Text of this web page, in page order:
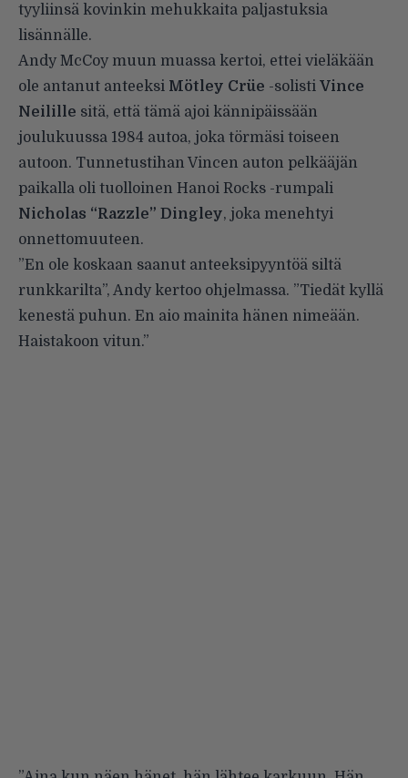
tyyliinsä kovinkin mehukkaita paljastuksia
lisännälle.
Andy McCoy muun muassa kertoi, ettei vieläkään
ole antanut anteeksi Mötley Crüe -solisti Vince
Neilille sitä, että tämä ajoi kännipäissään
joulukuussa 1984 autoa, joka törmäsi toiseen
autoon. Tunnetustihan Vincen auton pelkääjän
paikalla oli tuolloinen Hanoi Rocks -rumpali
Nicholas “Razzle” Dingley, joka menehtyi
onnettomuuteen.
”En ole koskaan saanut anteeksipyyntöä siltä
runkkarilta”, Andy kertoo ohjelmassa. ”Tiedät kyllä
kenestä puhun. En aio mainita hänen nimeään.
Haistakoon vitun.”